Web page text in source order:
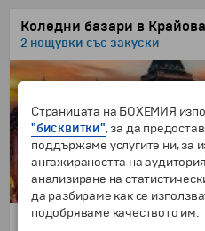
Коледни базари в Крайова
2 нощувки със закуски
Страницата на БОХЕМИЯ
"бисквитки", за да
поддържаме услугите ни, за
ангажираността на
анализиране на
да разбираме как се
подобряваме качеството им.